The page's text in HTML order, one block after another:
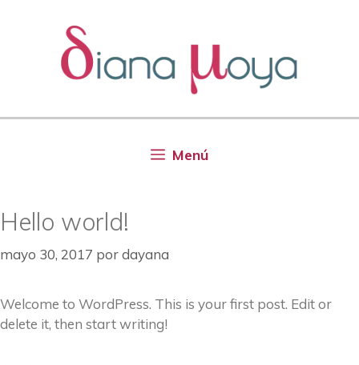
Menú
Hello world!
mayo 30, 2017 pordayana
Welcome to WordPress. This is your first post. Edit or
delete it, then start writing!